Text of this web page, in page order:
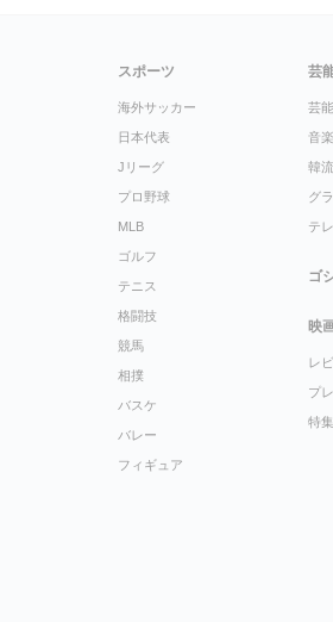
スポーツ
海外サッカー
日本代表
Jリーグ
プロ野球
MLB
ゴルフ
テニス
格闘技
競馬
相撲
バスケ
バレー
フィギュア
芸
芸
音楽
韓流
グ
テ
ゴ
映
レ
プ
特集